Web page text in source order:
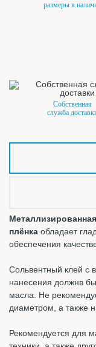
размеры в
Собственная
служба
плёнка обладает
обеспечения
Сольвентный клей с
нанесения должнв
масла. Не
диаметром, а также
Рекомендуется для